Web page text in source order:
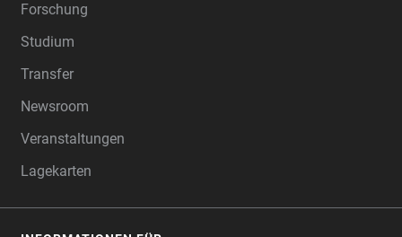
Forschung
Studium
Transfer
Newsroom
Veranstaltungen
Lagekarten